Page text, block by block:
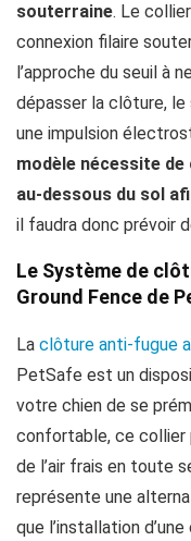
souterraine. Le
connexion filaire
l’approche du seuil à
dépasser la clôture,
une impulsion
modèle nécessite
au-dessous du sol
il faudra donc prévoir
Le Système de
Ground Fence de
La clôture anti-fugue
PetSafe est un
votre chien de se
confortable, ce collier
de l’air frais en toute
représente une
que l’installation